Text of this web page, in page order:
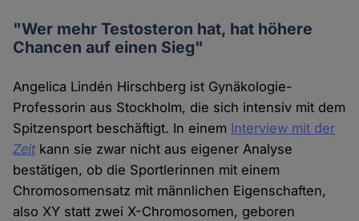
"Wer mehr Testosteron hat, hat höhere
Chancen auf einen Sieg"
Angelica Lindén Hirschberg ist Gynäkologie-
Professorin aus Stockholm, die sich intensiv mit dem
Spitzensport beschäftigt. In einem Interview mit der
Zeitkann sie zwar nicht aus eigener Analyse
bestätigen, ob die Sportlerinnen mit einem
Chromosomensatz mit männlichen Eigenschaften,
also XY statt zwei X-Chromosomen, geboren